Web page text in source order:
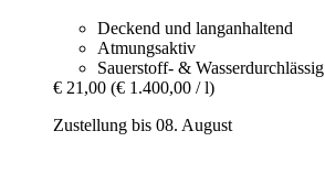
Deckend und langanhaltend
Atmungsaktiv
Sauerstoff- & Wasserdurchlässig
€ 21,00 (€ 1.400,00 / l)
Zustellung bis 08. August